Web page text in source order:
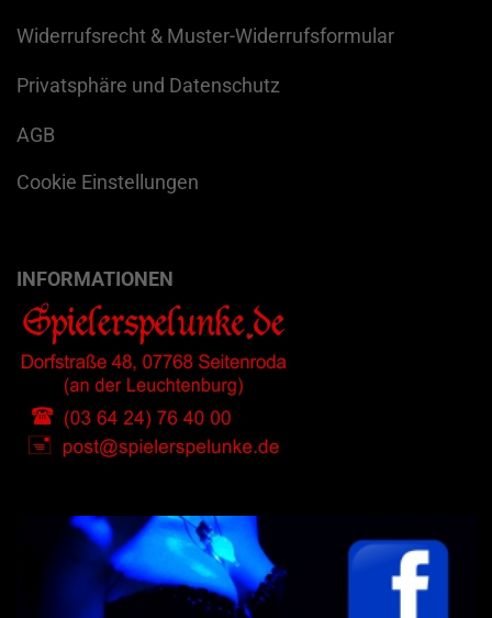
Widerrufsrecht & Muster-Widerrufsformular
Privatsphäre und Datenschutz
AGB
Cookie Einstellungen
INFORMATIONEN